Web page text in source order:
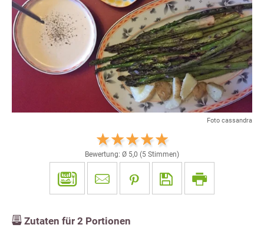
Foto cassandra
Bewertung: Ø 5,0 (5 Stimmen)
Zutaten für 2 Portionen